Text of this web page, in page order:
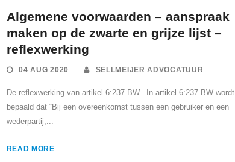
Algemene voorwaarden – aanspraak
maken op de zwarte en grijze lijst –
reflexwerking
04 AUG 2020 SELLMEIJER ADVOCATUUR
De reflexwerking van artikel 6:237 BW. In artikel 6:237 BW wordt
bepaald dat “Bij een overeenkomst tussen een gebruiker en een
wederpartij,...
READ MORE